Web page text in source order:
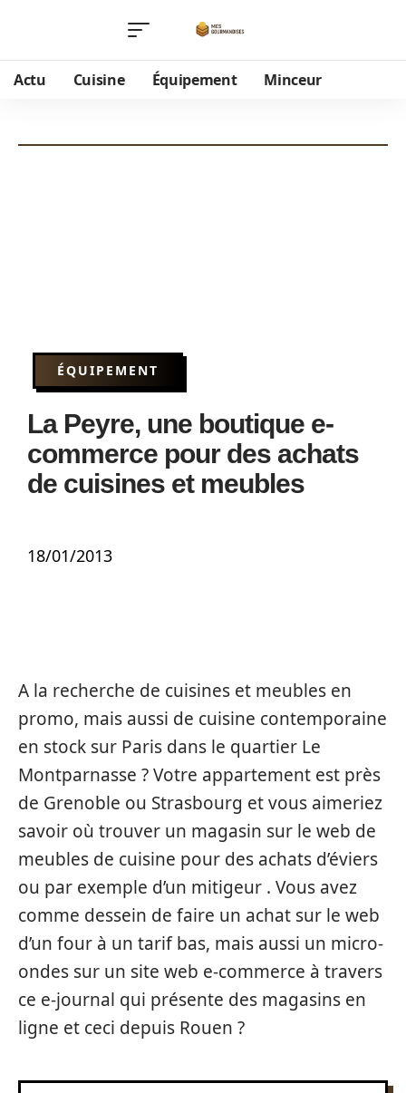
Actu Cuisine Équipement Minceur
ÉQUIPEMENT
La Peyre, une boutique e-
commerce pour des achats
de cuisines et meubles
18/01/2013
A la recherche de cuisines et meubles en
promo, mais aussi de cuisine contemporaine
en stock sur Paris dans le quartier Le
Montparnasse ? Votre appartement est près
de Grenoble ou Strasbourg et vous aimeriez
savoir où trouver un magasin sur le web de
meubles de cuisine pour des achats d’éviers
ou par exemple d’un mitigeur . Vous avez
comme dessein de faire un achat sur le web
d’un four à un tarif bas, mais aussi un micro-
ondes sur un site web e-commerce à travers
ce e-journal qui présente des magasins en
ligne et ceci depuis Rouen ?